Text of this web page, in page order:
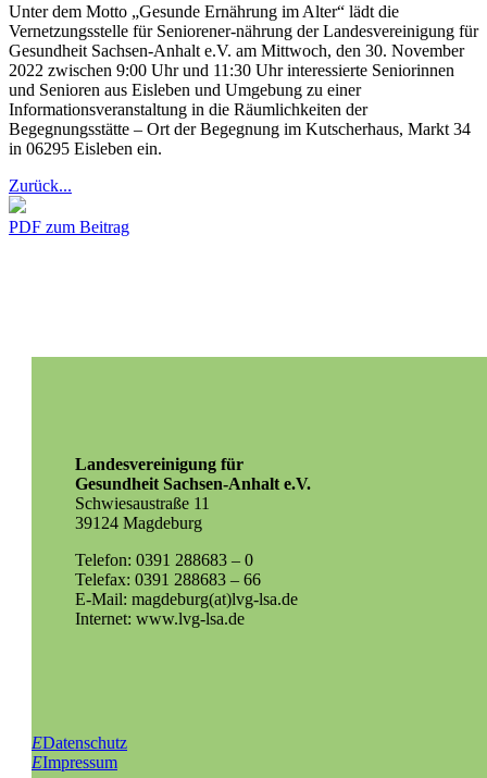
Unter dem Motto „Gesunde Ernährung im Alter“ lädt die
Vernetzungsstelle für Seniorener-nährung der Landesvereinigung für
Gesundheit Sachsen-Anhalt e.V. am Mittwoch, den 30. November
2022 zwischen 9:00 Uhr und 11:30 Uhr interessierte Seniorinnen
und Senioren aus Eisleben und Umgebung zu einer
Informationsveranstaltung in die Räumlichkeiten der
Begegnungsstätte – Ort der Begegnung im Kutscherhaus, Markt 34
in 06295 Eisleben ein.
Zurück...
PDF zum Beitrag
Landesvereinigung für
Gesundheit Sachsen-Anhalt e.V.
Schwiesaustraße 11
39124 Magdeburg
Telefon: 0391 288683 – 0
Telefax: 0391 288683 – 66
E-Mail: magdeburg(at)lvg-lsa.de
Internet: www.lvg-lsa.de
EDatenschutz
EImpressum